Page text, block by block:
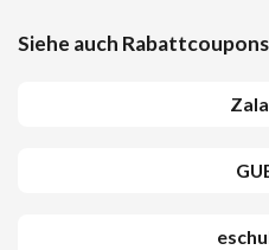
Siehe auch